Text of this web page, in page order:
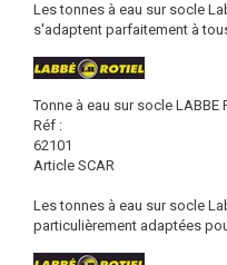
Les tonnes à eau sur socle
s'adaptent parfaitement à
Tonne à eau sur socle LABBE
Réf :
62101
Article SCAR
Les tonnes à eau sur socle
particulièrement adaptées